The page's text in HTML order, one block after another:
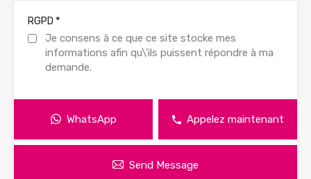
RGPD *
Je consens à ce que ce site stocke mes
informations afin qu\'ils puissent répondre à ma
demande.
WhatsApp Appelez maintenant
Send Message